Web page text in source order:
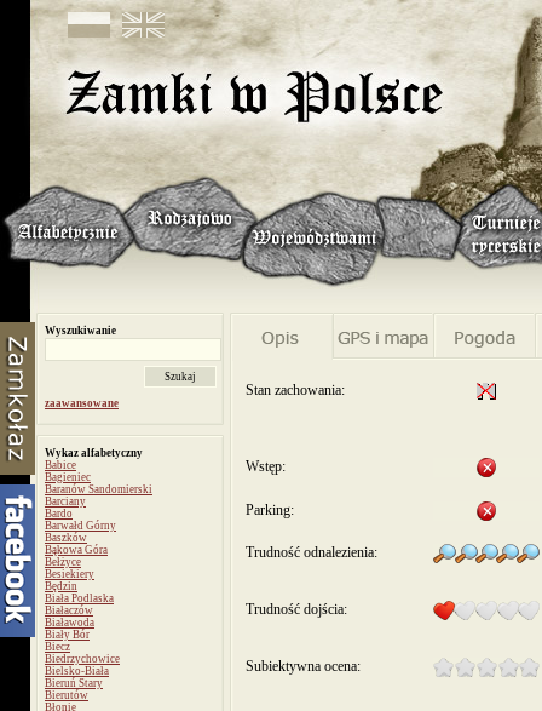
Wyszukiwanie
zaawansowane
Wykaz alfabetyczny
Babice
Bagieniec
Baranów Sandomierski
Barciany
Bardo
Barwałd Górny
Baszków
Bąkowa Góra
Bełżyce
Besiekiery
Będzin
Biała Podlaska
Białaczów
Białawoda
Biały Bór
Biecz
Biedrzychowice
Bielsko-Biała
Bieruń Stary
Bierutów
Błonie
Stan zachowania:
Wstęp:
Parking:
Trudność odnalezienia:
Trudność dojścia:
Subiektywna ocena: